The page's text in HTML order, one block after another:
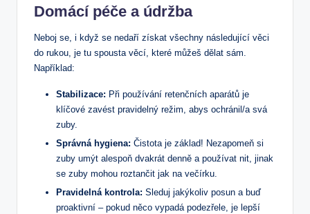
Domácí péče a údržba
Neboj se, i když se nedaří získat všechny následující věci
do rukou, je tu spousta věcí, které můžeš dělat sám.
Například:
Stabilizace: Při používání retenčních aparátů je
klíčové zavést pravidelný režim, abys ochránil/a svá
zuby.
Správná hygiena: Čistota je základ! Nezapomeň si
zuby umýt alespoň dvakrát denně a používat nit, jinak
se zuby mohou roztančit jak na večírku.
Pravidelná kontrola: Sleduj jakýkoliv posun a buď
proaktivní – pokud něco vypadá podezřele, je lepší